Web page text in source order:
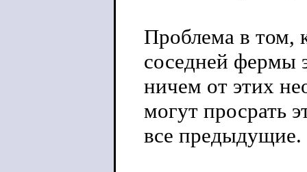
Проблема в том,
соседней фермы
ничем от этих
могут просрать
все предыдущие.